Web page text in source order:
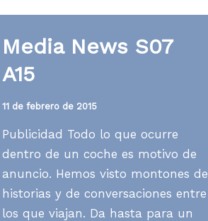
A16
Media News S07
A15
11 de febrero de 2015
Publicidad Todo lo que ocurre
dentro de un coche es motivo de
anuncio. Hemos visto montones de
historias y de conversaciones entre
los que viajan. Da hasta para un